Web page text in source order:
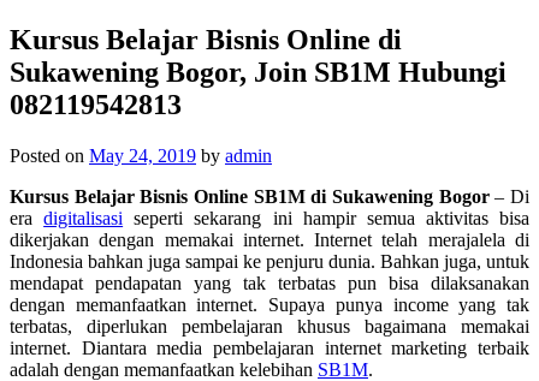
Kursus Belajar Bisnis Online di
Sukawening Bogor, Join SB1M Hubungi
082119542813
Posted on May 24, 2019 by admin
Kursus Belajar Bisnis Online SB1M di Sukawening Bogor– Di
eradigitalisasi seperti sekarang ini hampir semua aktivitas bisa
dikerjakan dengan memakai internet. Internet telah merajalela di
Indonesia bahkan juga sampai ke penjuru dunia. Bahkan juga, untuk
mendapat pendapatan yang tak terbatas pun bisa dilaksanakan
dengan memanfaatkan internet. Supaya punya income yang tak
terbatas, diperlukan pembelajaran khusus bagaimana memakai
internet. Diantara media pembelajaran internet marketing terbaik
adalah dengan memanfaatkan kelebihan SB1M.